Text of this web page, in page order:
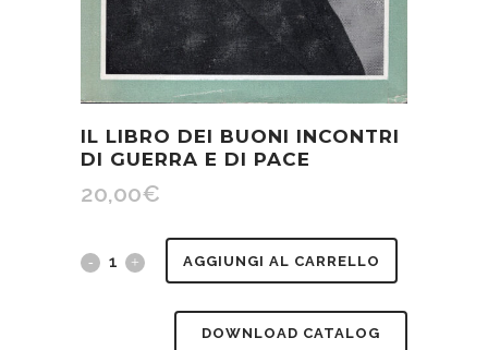
IL LIBRO DEI BUONI INCONTRI
DI GUERRA E DI PACE
20,00€
Il AGGIUNGI AL CARRELLO
DOWNLOAD CATALOG